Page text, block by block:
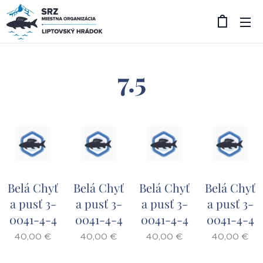
7.5
Belá Chyť
a pusť 3-
0041-4-4
40,00 €
Belá Chyť
a pusť 3-
0041-4-4
40,00 €
Belá Chyť
a pusť 3-
0041-4-4
40,00 €
Belá Chyť
a pusť 3-
0041-4-4
40,00 €